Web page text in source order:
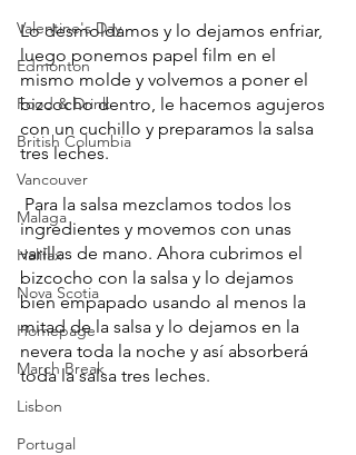
Valentine's Day
Edmonton
Food & Drink
British Columbia
Vancouver
Malaga
Halifax
Nova Scotia
Homepage
March Break
Lisbon
Portugal
Lo desmoldamos y lo dejamos enfriar,
luego ponemos papel film en el
mismo molde y volvemos a poner el
bizcocho dentro, le hacemos agujeros
con un cuchillo y preparamos la salsa
tres leches.
ingredientes y movemos con unas
varillas de mano. Ahora cubrimos el
bizcocho con la salsa y lo dejamos
bien empapado usando al menos la
mitad de la salsa y lo dejamos en la
nevera toda la noche y así absorberá
toda la salsa tres leches.